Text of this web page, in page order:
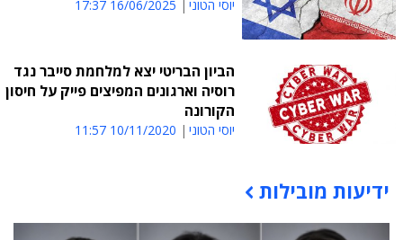
יוסי הטוני 16/06/2025 17:37
הביון הבריטי יצא למלחמת סייבר נגד
רוסיה וארגונים המפיצים פייק על חיסון
הקורונה
יוסי הטוני 10/11/2020 11:57
תוכן פרסומי
ידיעות מובילות